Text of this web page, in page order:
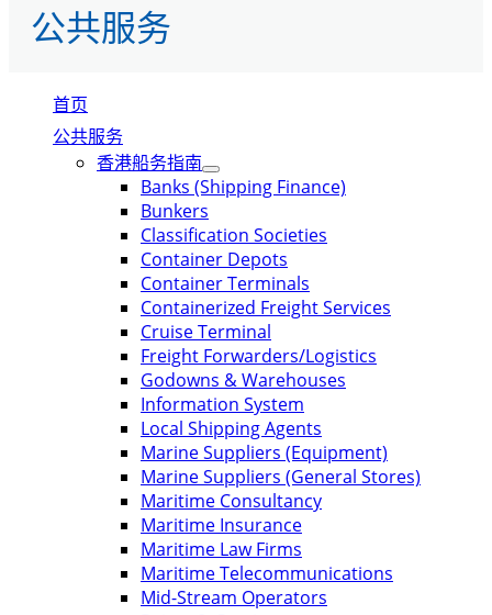
公共服务
首页
公共服务
香港船务指南
Banks (Shipping Finance)
Bunkers
Classification Societies
Container Depots
Container Terminals
Containerized Freight Services
Cruise Terminal
Freight Forwarders/Logistics
Godowns & Warehouses
Information System
Local Shipping Agents
Marine Suppliers (Equipment)
Marine Suppliers (General Stores)
Maritime Consultancy
Maritime Insurance
Maritime Law Firms
Maritime Telecommunications
Mid-Stream Operators